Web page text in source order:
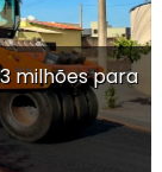
milhões para